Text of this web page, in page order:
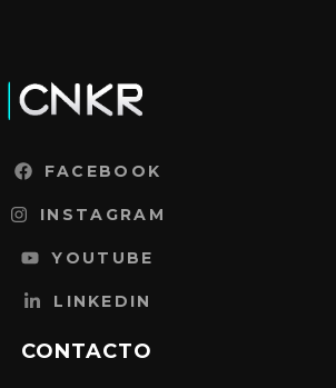
FACEBOOK
INSTAGRAM
YOUTUBE
LINKEDIN
CONTACTO